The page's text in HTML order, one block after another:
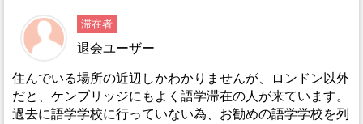
滞在者
退会ユーザー
住んでいる場所の近辺しかわかりませんが、ロンドン以外
だと、ケンブリッジにもよく語学滞在の人が来ています。
過去に語学学校に行っていない為、お勧めの語学学校を列